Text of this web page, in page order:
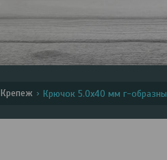
Крепеж Крючок 5.0х40 мм г-